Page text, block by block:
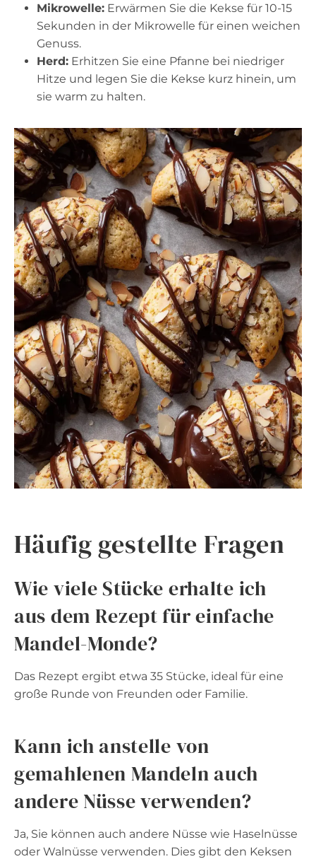
Mikrowelle: Erwärmen Sie die Kekse für 10-15
Sekunden in der Mikrowelle für einen weichen
Genuss.
Herd: Erhitzen Sie eine Pfanne bei niedriger
Hitze und legen Sie die Kekse kurz hinein, um
sie warm zu halten.
Häufig gestellte Fragen
Wie viele Stücke erhalte ich
aus dem Rezept für einfache
Mandel-Monde?
Das Rezept ergibt etwa 35 Stücke, ideal für eine
große Runde von Freunden oder Familie.
Kann ich anstelle von
gemahlenen Mandeln auch
andere Nüsse verwenden?
Ja, Sie können auch andere Nüsse wie Haselnüsse
oder Walnüsse verwenden. Dies gibt den Keksen